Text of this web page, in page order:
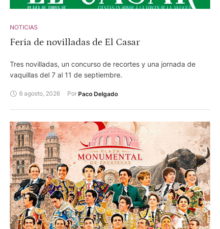
NOTICIAS
Feria de novilladas de El Casar
Tres novilladas, un concurso de recortes y una jornada de
vaquillas del 7 al 11 de septiembre.
6 agosto, 2026 Por Paco Delgado